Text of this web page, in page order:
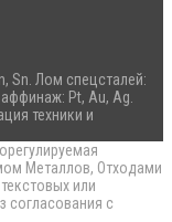
Sn. Лом спецсталей:
Pt, Au, Ag.
техники и
Металлов, Отходами
или
согласования с